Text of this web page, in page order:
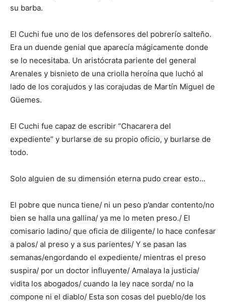
su barba.
El Cuchi fue uno de los defensores del pobrerío salteño.
Era un duende genial que aparecía mágicamente donde
se lo necesitaba. Un aristócrata pariente del general
Arenales y bisnieto de una criolla heroína que luchó al
lado de los corajudos y las corajudas de Martín Miguel de
Güemes.
El Cuchi fue capaz de escribir “Chacarera del
expediente” y burlarse de su propio oficio, y burlarse de
todo.
Solo alguien de su dimensión eterna pudo crear esto…
El pobre que nunca tiene/ ni un peso p’andar contento/no
bien se halla una gallina/ ya me lo meten preso./ El
comisario ladino/ que oficia de diligente/ lo hace confesar
a palos/ al preso y a sus parientes/ Y se pasan las
semanas/engordando el expediente/ mientras el preso
suspira/ por un doctor influyente/ Amalaya la justicia/
vidita los abogados/ cuando la ley nace sorda/ no la
compone ni el diablo/ Esta son cosas del pueblo/de los